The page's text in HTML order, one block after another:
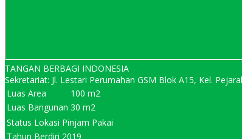
TANGAN BERBAGI INDONESIA
Sekretariat: Jl. Lestari Perumahan GSM Blok A15, Kel.
Luas Area
100 m2
Luas Bangunan 30 m2
Status Lokasi Pinjam Pakai
Tahun Berdiri 2019